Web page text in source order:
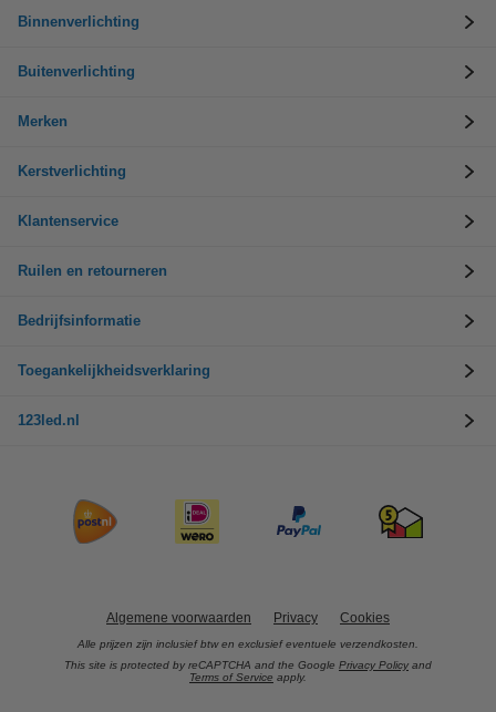
Binnenverlichting
Buitenverlichting
Merken
Kerstverlichting
Klantenservice
Ruilen en retourneren
Bedrijfsinformatie
Toegankelijkheidsverklaring
123led.nl
Algemene voorwaarden Privacy Cookies
Alle prijzen zijn inclusief btw en exclusief eventuele verzendkosten.
This site is protected by reCAPTCHA and the Google Privacy Policy and
Terms of Service apply.